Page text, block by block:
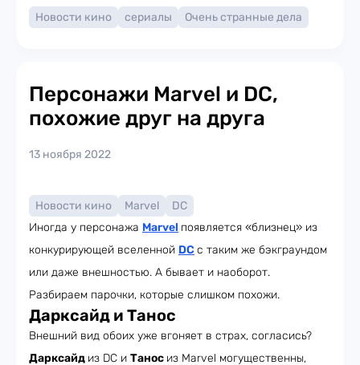
Новости кино сериалы Очень странные дела
Персонажи Marvel и DC,
похожие друг на друга
13 ноября 2022
Новости кино Marvel
DC
Иногда у персонажа Marvel появляется «близнец» из
конкурирующей вселенной DC с таким же бэкграундом
или даже внешностью. А бывает и наоборот.
Разбираем парочки, которые слишком похожи.
Дарксайд и Танос
Внешний вид обоих уже вгоняет в страх, согласись?
Дарксайд из DС и Танос из Marvel могущественны,